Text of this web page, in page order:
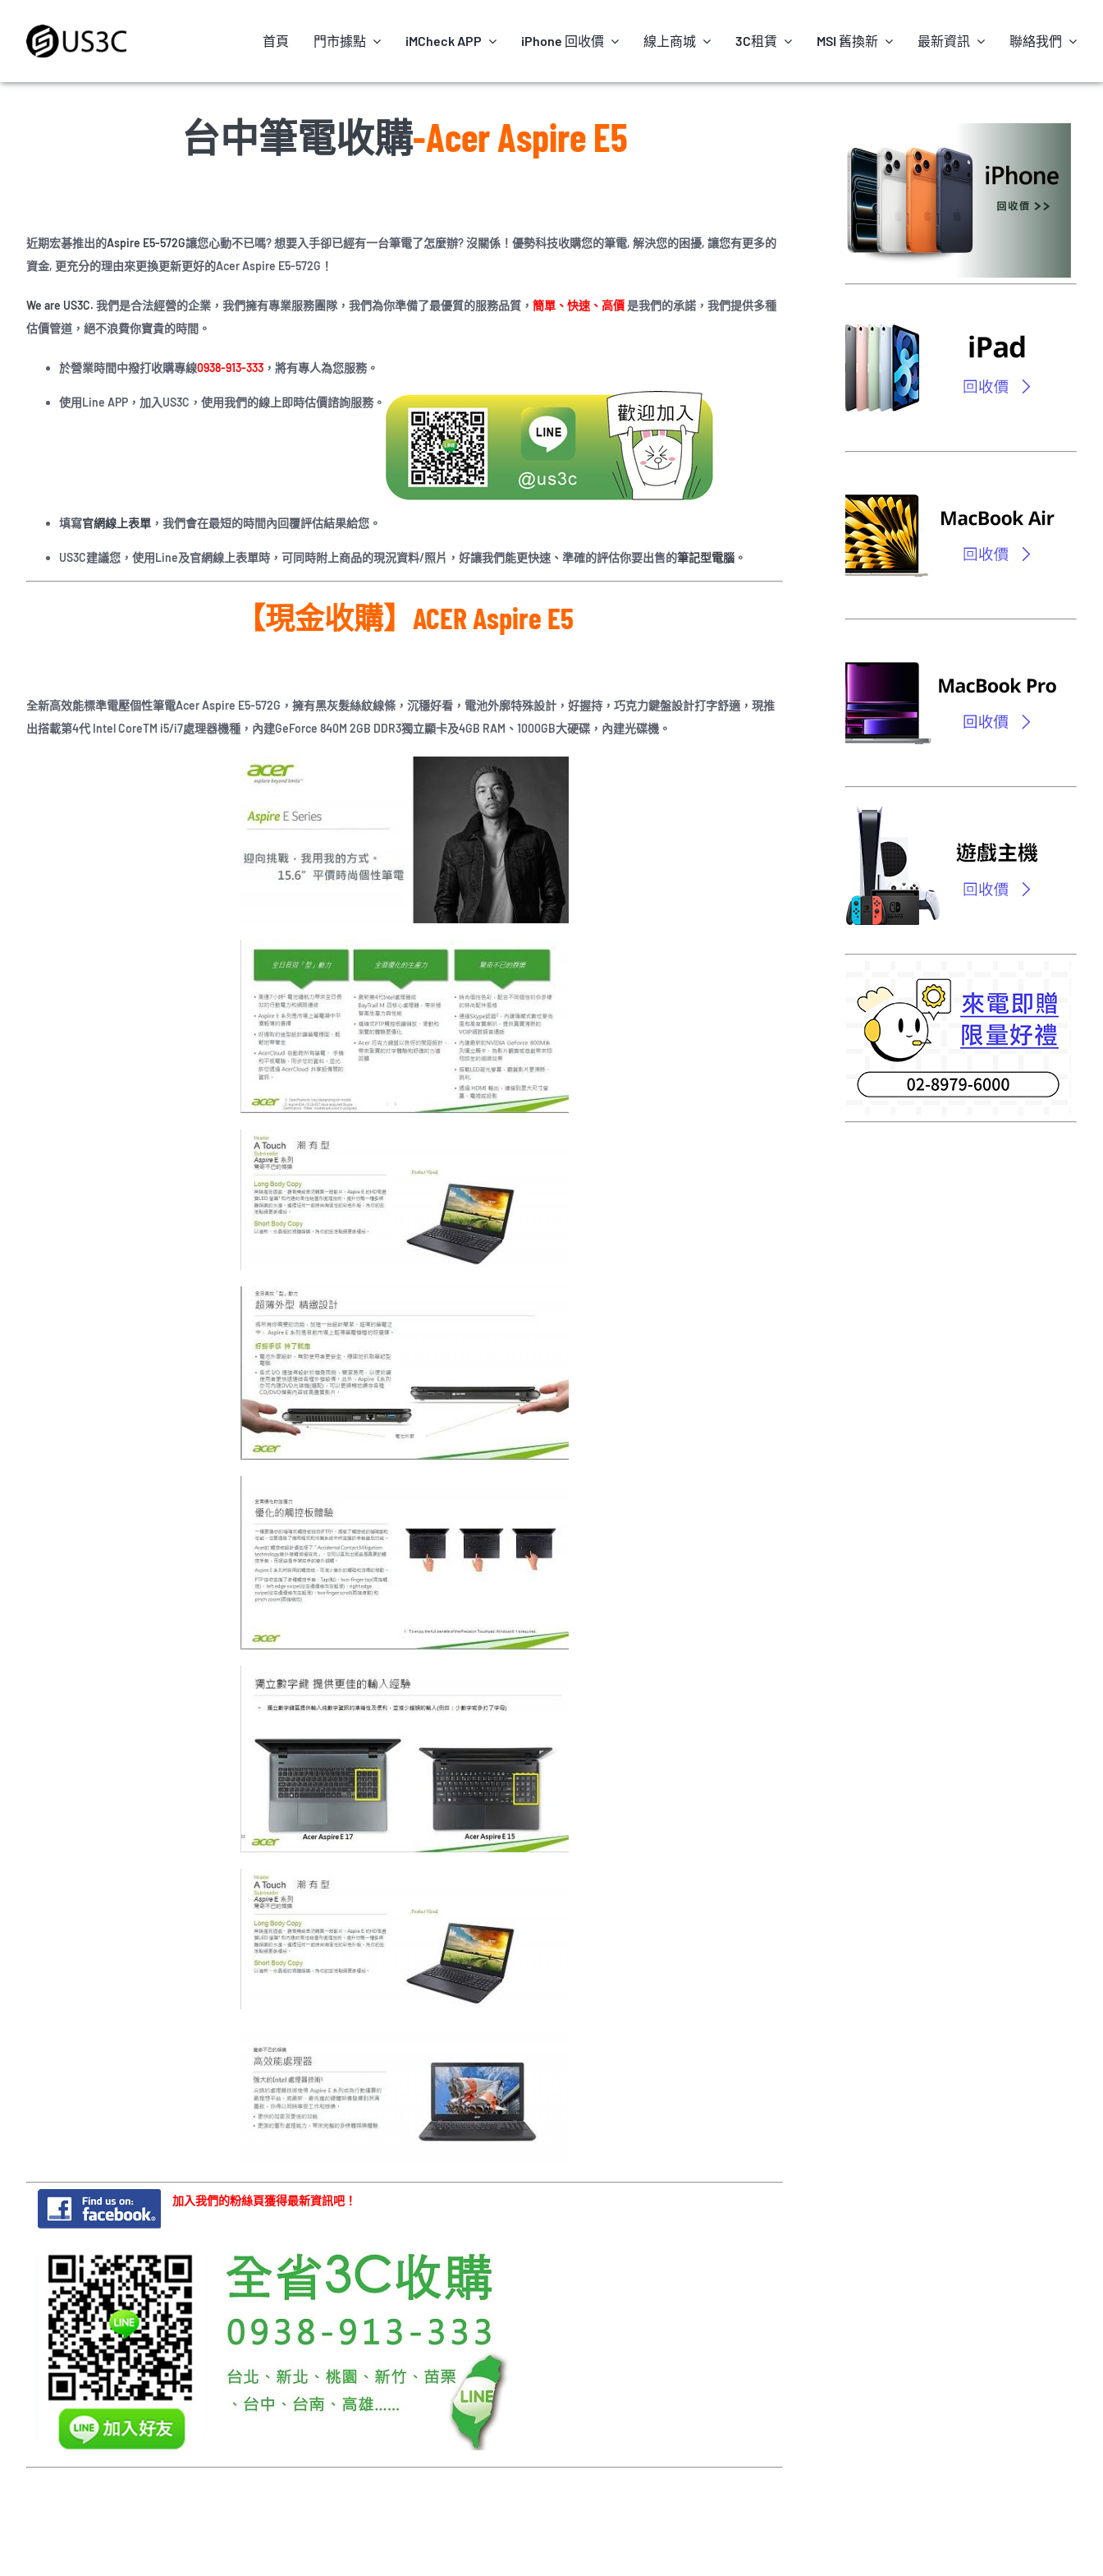
content
首頁 門市據點 iMCheck APP iPhone 回收價 線上商城 3C租賃 MSI 舊換新 最新資訊 聯絡我們
台中筆電收購-Acer Aspire E5
近期宏碁推出的Aspire E5-572G讓您心動不已嗎? 想要入手卻已經有一台筆電了怎麼辦? 沒關係！優勢科技收購您的筆電, 解決您的困擾, 讓您有更多的
資金, 更充分的理由來更換更新更好的Acer Aspire E5-572G！
We are US3C. 我們是合法經營的企業，我們擁有專業服務團隊，我們為你準備了最優質的服務品質， 簡單、快速、高價是我們的承諾，我們提供多種
估價管道，絕不浪費你寶貴的時間。
於營業時間中撥打收購專線0938-913-333 ，將有專人為您服務。
使用Line APP，加入US3C，使用我們的線上即時估價諮詢服務。
填寫官網線上表單 ，我們會在最短的時間內回覆評估結果給您。
US3C建議您，使用Line及官網線上表單時，可同時附上商品的現況資料/照片，好讓我們能更快速、準確的評估你要出售的筆記型電腦 。
【現金收購】ACER Aspire E5
全新高效能標準電壓個性筆電Acer Aspire E5-572G，擁有黑灰髮絲紋線條，沉穩好看，電池外廓特殊設計，好握持，巧克力鍵盤設計打字舒適，現推
出搭載第4代 Intel CoreTM i5/i7處理器機種，內建GeForce 840M 2GB DDR3獨立顯卡及4GB RAM、1000GB大硬碟，內建光碟機。
加入我們的粉絲頁獲得最新資訊吧！